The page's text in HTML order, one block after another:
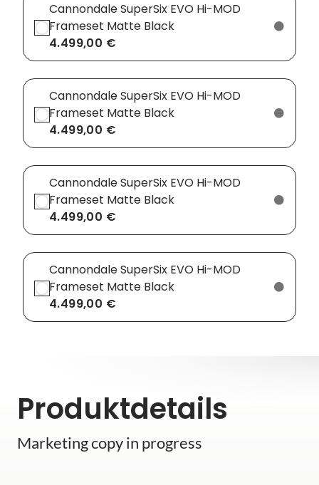
Cannondale SuperSix EVO Hi-MOD
Frameset Matte Black
4.499,00 €
Cannondale SuperSix EVO Hi-MOD
Frameset Matte Black
4.499,00 €
Cannondale SuperSix EVO Hi-MOD
Frameset Matte Black
4.499,00 €
Cannondale SuperSix EVO Hi-MOD
Frameset Matte Black
4.499,00 €
Produktdetails
Marketing copy in progress